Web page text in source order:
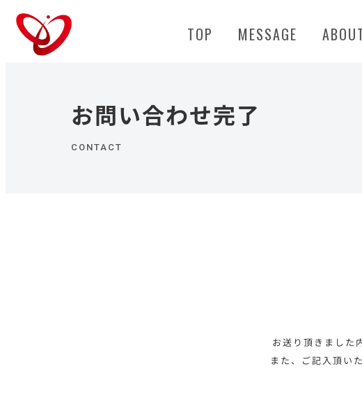
TOP MESSAGE
お問い合わせ完了
CONTACT
お送り頂きました
また、ご記入頂い